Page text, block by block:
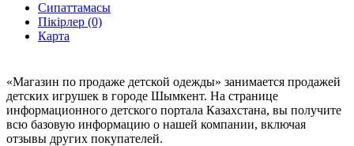
Сипаттамасы
Пікірлер (0)
Карта
«Магазин по продаже детской одежды» занимается продажей
детских игрушек в городе Шымкент. На странице
информационного детского портала Казахстана, вы получите
всю базовую информацию о нашей компании, включая
отзывы других покупателей.